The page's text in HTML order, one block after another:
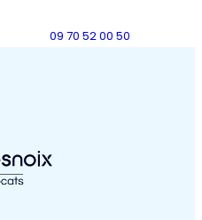
09 70 52 00 50